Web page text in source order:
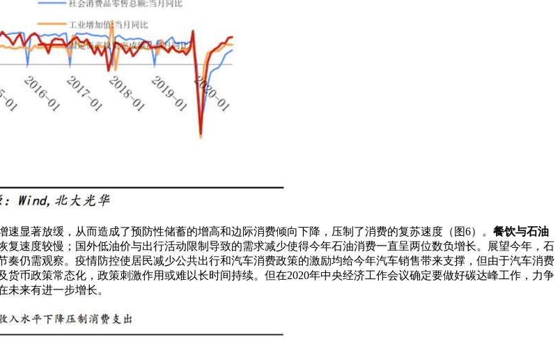
速显著放缓，从而造成了预防性储蓄的增高和边际消费倾向下降，压制了消费的复苏速度（图6）。 餐饮与石油
复速度较慢；国外低油价与出行活动限制导致的需求减少使得今年石油消费一直呈两位数负增长。展望今年，石
仍需观察。疫情防控使居民减少公共出行和汽车消费政策的激励均给今年汽车销售带来支撑，但由于汽车消费
币政策常态化，政策刺激作用或难以长时间持续。但在2020年中央经济工作会议确定要做好碳达峰工作，力争
未来有进一步增长。